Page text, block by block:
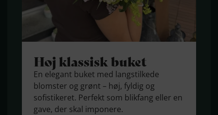
Høj klassisk buket
En elegant buket med langstilkede
blomster og grønt – høj, fyldig og
sofistikeret. Perfekt som blikfang eller en
gave, der skal imponere.